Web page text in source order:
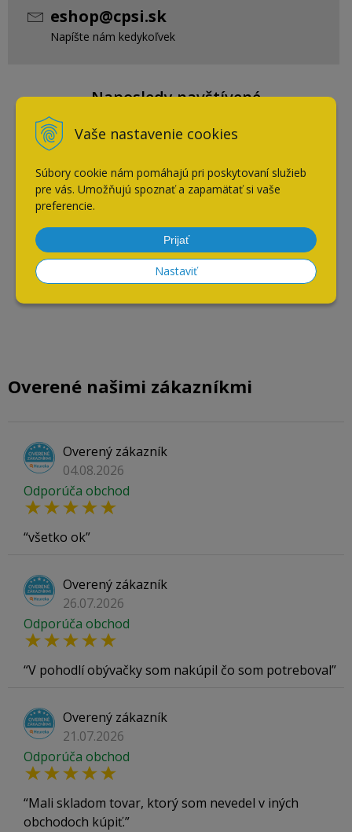
Vaše nastavenie cookies
Súbory cookie nám pomáhajú pri poskytovaní služieb
pre vás. Umožňujú spoznať a zapamätať si vaše
preferencie.
Prijať
Nastaviť
eshop@cpsi.sk
Napíšte nám kedykoľvek
Naposledy navštívené
Overené našimi zákazníkmi
Overený zákazník
04.08.2026
Odporúča obchod
všetko ok
Overený zákazník
26.07.2026
Odporúča obchod
V pohodlí obývačky som nakúpil čo som potreboval
Overený zákazník
21.07.2026
Odporúča obchod
Mali skladom tovar, ktorý som nevedel v iných
obchodoch kúpiť.